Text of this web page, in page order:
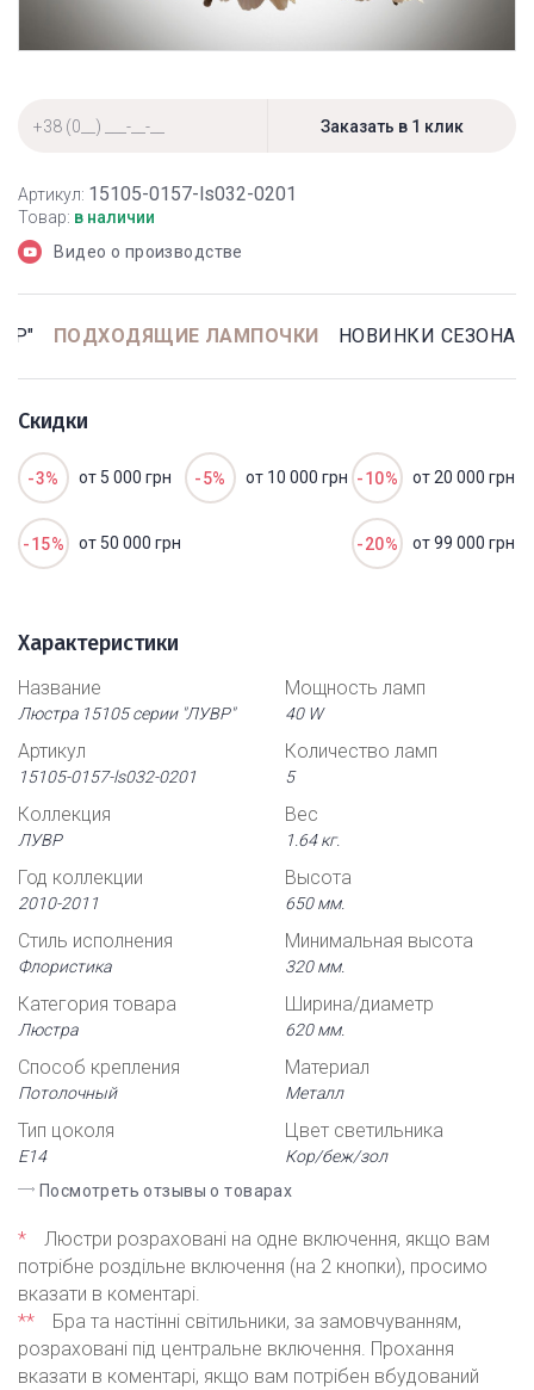
Артикул: 15105-0157-ls032-0201
Товар: в наличии
Видео о производстве
ПОДХОДЯЩИЕ ЛАМПОЧКИ НОВИНКИ СЕЗОНА
Скидки
-3% от 5 000 грн -5% от 10 000 грн -10% от 20 000 грн
-15% от 50 000 грн -20% от 99 000 грн
Характеристики
Название
Люстра 15105 серии "ЛУВР"
Артикул
15105-0157-ls032-0201
Коллекция
ЛУВР
Год коллекции
2010-2011
Стиль исполнения
Флористика
Категория товара
Люстра
Способ крепления
Потолочный
Тип цоколя
Е14
Мощность ламп
40 W
Количество ламп
5
Вес
1.64 кг.
Высота
650 мм.
Минимальная высота
320 мм.
Ширина/диаметр
620 мм.
Материал
Металл
Цвет светильника
Кор/беж/зол
Посмотреть отзывы о товарах
*
Люстри розраховані на одне включення, якщо вам
потрібне роздільне включення (на 2 кнопки), просимо
вказати в коментарі.
**
Бра та настінні світильники, за замовчуванням,
розраховані під центральне включення. Прохання
вказати в коментарі, якщо вам потрібен вбудований